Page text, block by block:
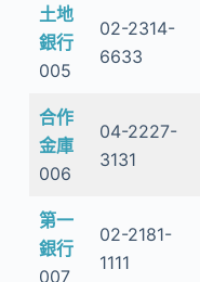
土地
銀行
005
02-2314-
6633
合作
金庫
006
04-2227-
3131
第一
銀行
007
02-2181-
1111